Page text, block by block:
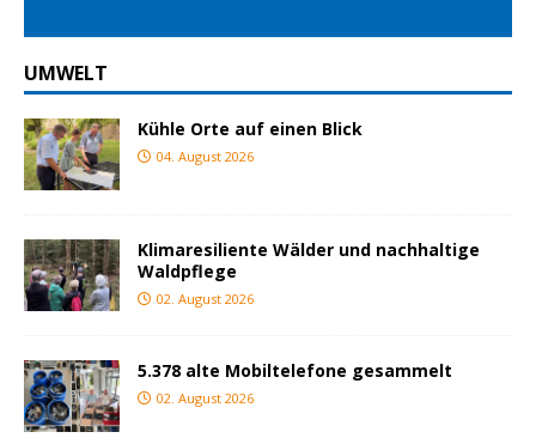
UMWELT
Kühle Orte auf einen Blick
04. August 2026
Klimaresiliente Wälder und nachhaltige
Waldpflege
02. August 2026
5.378 alte Mobiltelefone gesammelt
02. August 2026